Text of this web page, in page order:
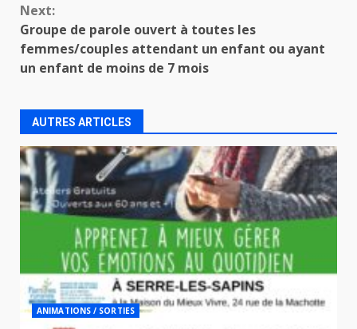
Next:
Groupe de parole ouvert à toutes les
femmes/couples attendant un enfant ou ayant
un enfant de moins de 7 mois
AUTRES ARTICLES
ANIMATIONS / SORTIES